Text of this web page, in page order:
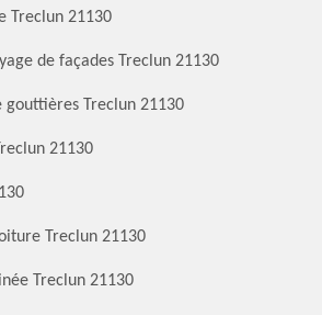
Treclun 21130
de façades Treclun 21130
gouttières Treclun 21130
21130
Treclun 21130
Treclun 21130